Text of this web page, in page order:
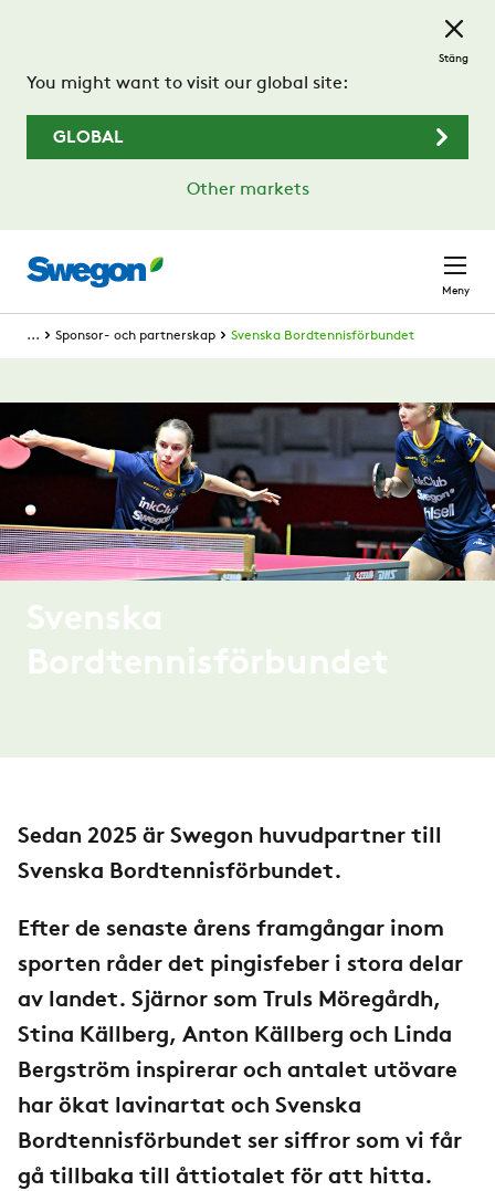
You might want to visit our global site:
GLOBAL
Other markets
Stäng
Meny
... Sponsor- och partnerskap Svenska Bordtennisförbundet
Svenska
Bordtennisförbundet
Sedan 2025 är Swegon huvudpartner till
Svenska Bordtennisförbundet.
Efter de senaste årens framgångar inom
sporten råder det pingisfeber i stora delar
av landet. Sjärnor som Truls Möregårdh,
Stina Källberg, Anton Källberg och Linda
Bergström inspirerar och antalet utövare
har ökat lavinartat och Svenska
Bordtennisförbundet ser siffror som vi får
gå tillbaka till åttiotalet för att hitta.